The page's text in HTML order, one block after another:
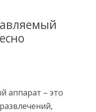
аппарат – это